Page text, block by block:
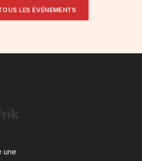
LES ÉVÉNEMENTS
une